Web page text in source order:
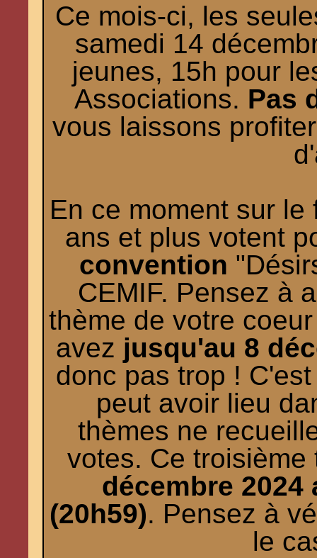
Ce mois-ci, les
samedi 14
jeunes, 15h pour
Associations. Pas
vous laissons
En ce moment sur
ans et plus votent
convention
CEMIF. Pensez à
thème de votre
avez jusqu'au 8
donc pas trop !
peut avoir lieu
thèmes ne
votes. Ce
décembre 2024
(20h59). Pensez à
le